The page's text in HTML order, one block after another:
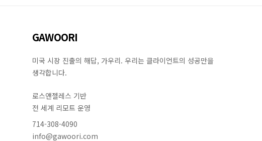
GAWOORI
미국 시장 진출의 해답, 가우리. 우리는 클라이언트의 성공만을
생각합니다.
로스앤젤레스 기반
전 세계 리모트 운영
714-308-4090
info@gawoori.com